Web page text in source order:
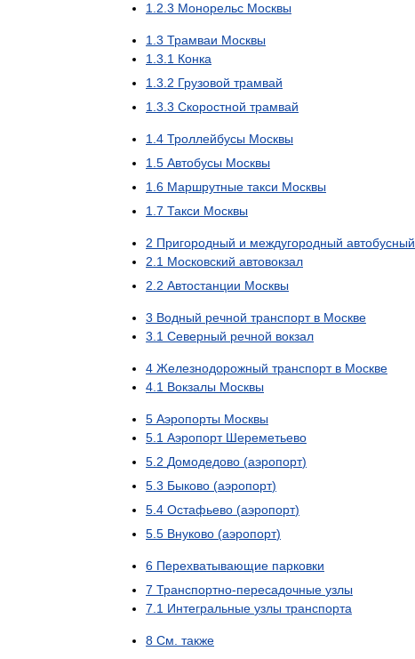
1.2.3 Монорельс Москвы
1.3 Трамваи Москвы
1.3.1 Конка
1.3.2 Грузовой трамвай
1.3.3 Скоростной трамвай
1.4 Троллейбусы Москвы
1.5 Автобусы Москвы
1.6 Маршрутные такси Москвы
1.7 Такси Москвы
2 Пригородный и междугородный автобусный
2.1 Московский автовокзал
2.2 Автостанции Москвы
3 Водный речной транспорт в Москве
3.1 Северный речной вокзал
4 Железнодорожный транспорт в Москве
4.1 Вокзалы Москвы
5 Аэропорты Москвы
5.1 Аэропорт Шереметьево
5.2 Домодедово (аэропорт)
5.3 Быково (аэропорт)
5.4 Остафьево (аэропорт)
5.5 Внуково (аэропорт)
6 Перехватывающие парковки
7 Транспортно-пересадочные узлы
7.1 Интегральные узлы транспорта
8 См. также